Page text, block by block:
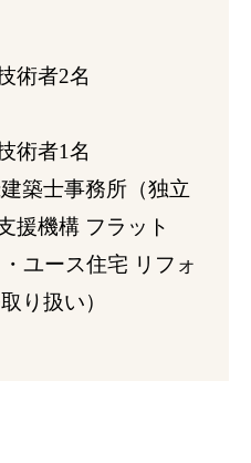
術者2名
術者1名
築士事務所（独立
援機構 フラット
ユース住宅 リフォ
り扱い）